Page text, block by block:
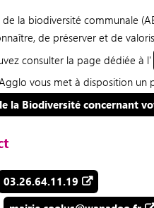
de la biodiversité communale
de préserver et de
consulter la page dédiée à l'
vous met à disposition un
la Biodiversité concernant
03.26.64.11.19